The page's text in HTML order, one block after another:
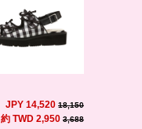
JPY 14,520 18,150
約 TWD 2,950 3,688